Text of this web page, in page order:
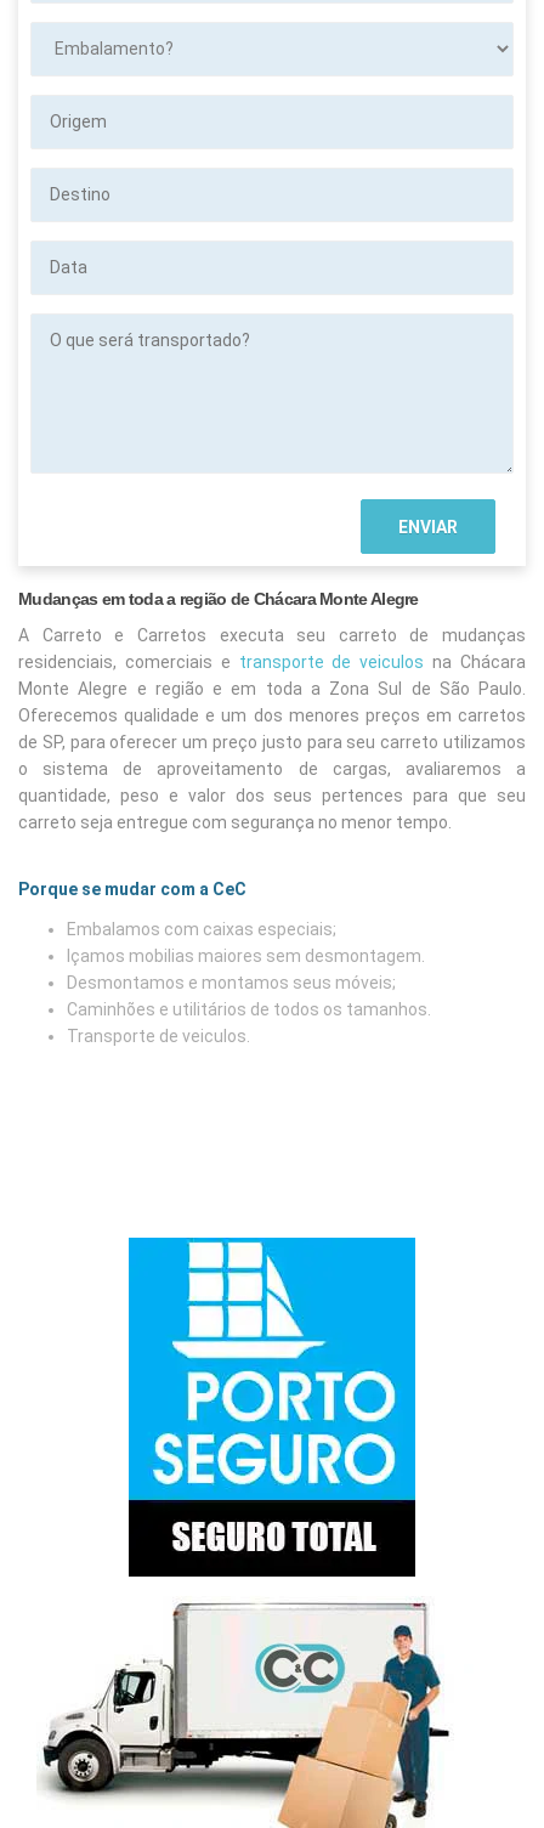
que
Mudanças em toda a região de Chácara Monte Alegre
A Carreto e Carretos executa seu carreto de mudanças
residenciais, comerciais e transporte de veiculos na Chácara
Monte Alegre e região e em toda a Zona Sul de São Paulo.
Oferecemos qualidade e um dos menores preços em carretos
de SP, para oferecer um preço justo para seu carreto utilizamos
o sistema de aproveitamento de cargas, avaliaremos a
quantidade, peso e valor dos seus pertences para que seu
carreto seja entregue com segurança no menor tempo.
Porque se mudar com a CeC
Embalamos com caixas especiais;
Içamos mobilias maiores sem desmontagem.
Desmontamos e montamos seus móveis;
Caminhões e utilitários de todos os tamanhos.
Transporte de veiculos.